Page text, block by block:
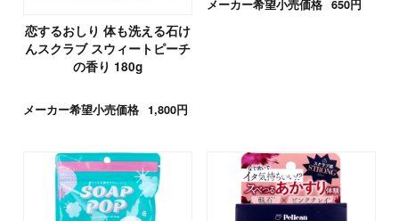
恋するおしり 体も洗える石け
んスクラブ スウィートピーチ
の香り 180g
メーカー希望小売価格 1,800円
メーカー希望小売価格 650円